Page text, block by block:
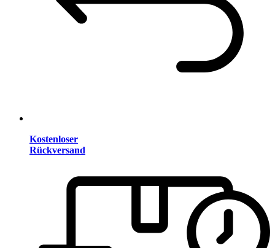
Kostenloser
Rückversand